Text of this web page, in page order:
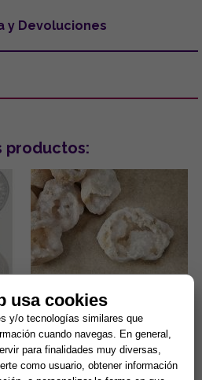
y Devoluciones
productos:
GEODA CUARZO CRISTAL 4-
6CM APROX.
¿Sientes tu hogar pesado o
estancado? Despierta la
energía de tu entorno con el
sanador maestro de la
usa cookies
y/o tecnologías similares que
cuando navegas. En general,
para finalidades muy diversas,
como usuario, obtener información